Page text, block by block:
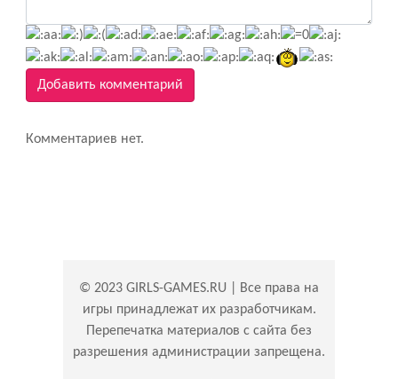
Добавить комментарий
Комментариев нет.
© 2023 GIRLS-GAMES.RU | Все права на
игры принадлежат их разработчикам.
Перепечатка материалов с сайта без
разрешения администрации запрещена.